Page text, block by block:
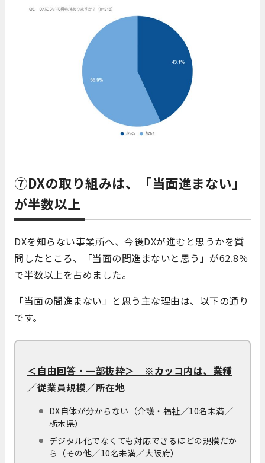
⑦DXの取り組みは、「当面進まない」
が半数以上
DXを知らない事業所へ、今後DXが進むと思うかを質
問したところ、「当面の間進まないと思う」が62.8％
で半数以上を占めました。
「当面の間進まない」と思う主な理由は、以下の通り
です。
＜自由回答・一部抜粋＞ ※カッコ内は、業種
／従業員規模／所在地
DX自体が分からない（介護・福祉／10名未満／
栃木県）
デジタル化でなくても対応できるほどの規模だか
ら（その他／10名未満／大阪府）